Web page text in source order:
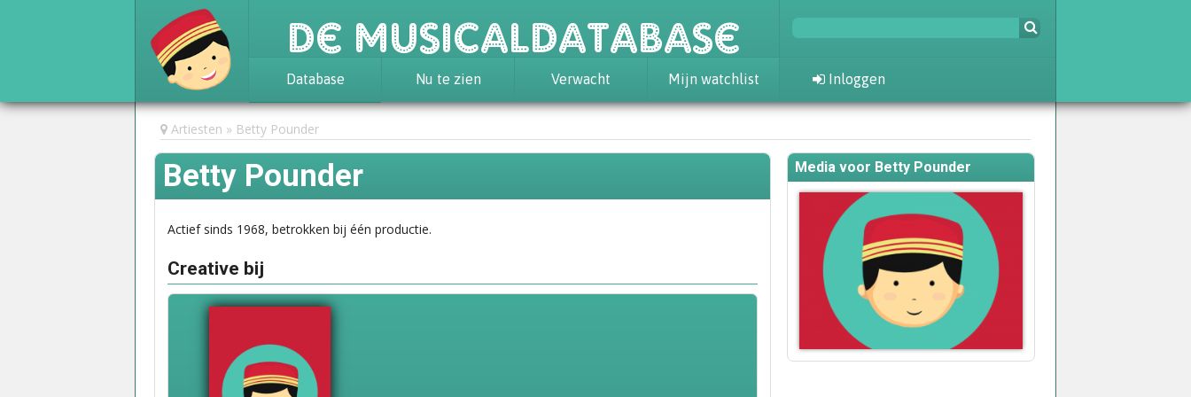
De Musicaldatabase
Database
Achtergrond
Awards
Statistieken
Nu te zien Verwacht Mijn watchlist Inloggen
Artiesten Betty Pounder
Betty Pounder
Actief sinds 1968, betrokken bij één productie.
Creative bij
Media voor Betty Pounder